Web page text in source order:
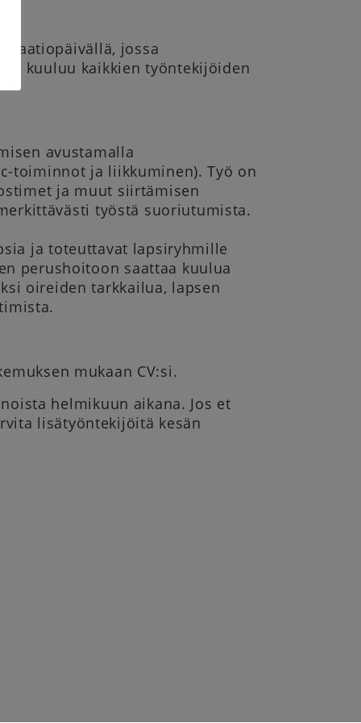
jossa
kuuluu kaikkien työntekijöiden
avustamalla
toiminnot ja liikkuminen). Työ on
ja muut siirtämisen
työstä suoriutumista.
ja toteuttavat lapsiryhmille
perushoitoon saattaa kuulua
oireiden tarkkailua, lapsen
mukaan CV:si.
helmikuun aikana. Jos et
lisätyöntekijöitä kesän